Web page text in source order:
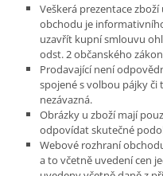
Veškerá prezentace
obchodu je
uzavřít kupní smlouvu
odst. 2 občanského
Prodavající není
spojené s volbou pájky či
nezávazná.
Obrázky u zboží mají
odpovídat skutečné
Webové rozhraní
a to včetně uvedení cen